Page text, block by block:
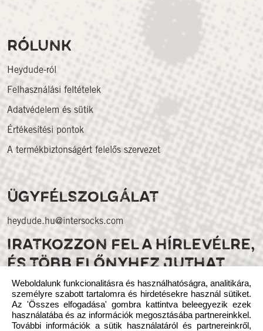
RÓLUNK
Heydude-ról
Felhasználási feltételek
Adatvédelem és sütik
Értékesítési pontok
A termékbiztonságért felelős szervezet
ÜGYFÉLSZOLGÁLAT
heydude.hu@intersocks.com
IRATKOZZON FEL A HÍRLEVÉLRE,
ÉS TÖBB ELŐNYHEZ JUTHAT
Weboldalunk funkcionalitásra és használhatóságra, analitikára,
személyre szabott tartalomra és hirdetésekre használ sütiket.
Az 'Összes elfogadása' gombra kattintva beleegyezik ezek
használatába és az információk megosztásába partnereinkkel.
További információk a sütik használatáról és partnereinkről,